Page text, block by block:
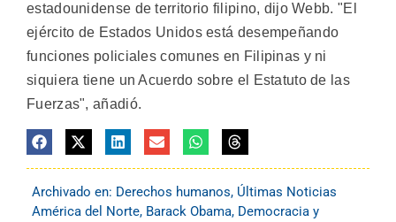
estadounidense de territorio filipino, dijo Webb. "El
ejército de Estados Unidos está desempeñando
funciones policiales comunes en Filipinas y ni
siquiera tiene un Acuerdo sobre el Estatuto de las
Fuerzas", añadió.
Archivado en: Derechos humanos, Últimas Noticias
América del Norte, Barack Obama, Democracia y